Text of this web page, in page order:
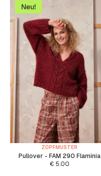
ZOPFMUSTER
Pullover - FAM 290 Flaminia
€ 5.00